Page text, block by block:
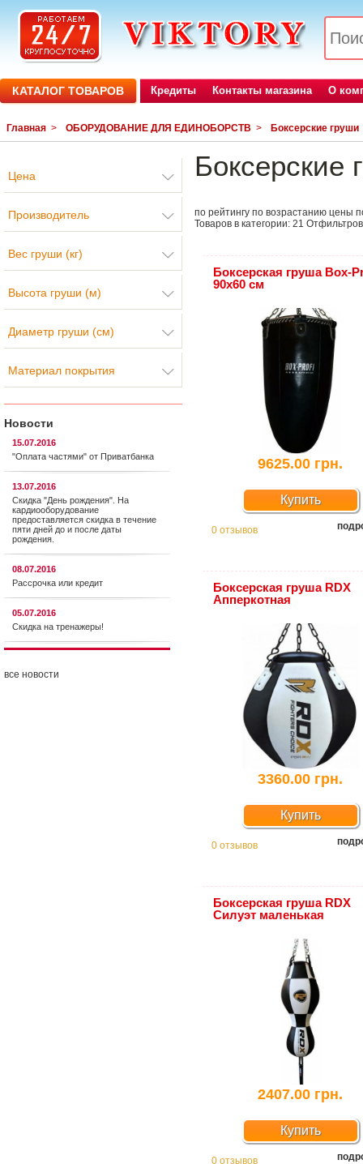
КАТАЛОГ ТОВАРОВ Кредиты Контакты магазина О
Главная > ОБОРУДОВАНИЕ ДЛЯ ЕДИНОБОРСТВ > Боксерские груши
Цена
Производитель
Вес груши (кг)
Высота груши (м)
Диаметр груши (см)
Материал покрытия
Новости
15.07.2016
"Оплата частями" от Приватбанка
13.07.2016
Скидка "День рождения". На
кардиооборудование
предоставляется cкидка в течение
пяти дней до и после даты
рождения.
08.07.2016
Рассрочка или кредит
05.07.2016
Скидка на тренажеры!
все новости
Боксерские
по рейтингу по возрастанию цены
Товаров в категории: 21
Боксерская груша Box-
90х60 см
9625.00 грн.
Купить
0 отзывов
Боксерская груша RDX
Апперкотная
3360.00 грн.
Купить
0 отзывов
Боксерская груша RDX
Силуэт маленькая
2407.00 грн.
Купить
0 отзывов